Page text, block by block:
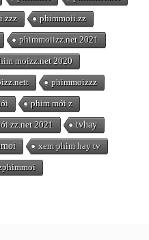
phimmoii.zz
phimmoiizz.net 2021
moizz.net 2020
phimmoizzz
phim mới z
zz.net 2021 tvhay
xem phim hay tv